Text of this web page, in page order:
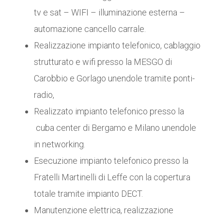
tv e sat – WIFI – illuminazione esterna –
automazione cancello carrale.
Realizzazione impianto telefonico, cablaggio
strutturato e wifi presso la MESGO di
Carobbio e Gorlago unendole tramite ponti-
radio,
Realizzato impianto telefonico presso la
cuba center di Bergamo e Milano unendole
in networking.
Esecuzione impianto telefonico presso la
Fratelli Martinelli di Leffe con la copertura
totale tramite impianto DECT.
Manutenzione elettrica, realizzazione